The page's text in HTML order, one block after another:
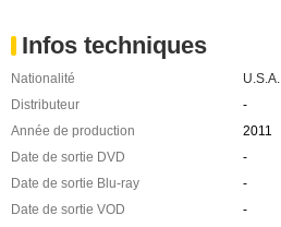
Infos techniques
Nationalité
U.S.A.
Distributeur
-
Année de production
2011
Date de sortie DVD
-
Date de sortie Blu-ray
-
Date de sortie VOD
-